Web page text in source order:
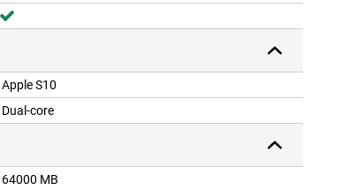
Apple S10
Dual-core
64000 MB